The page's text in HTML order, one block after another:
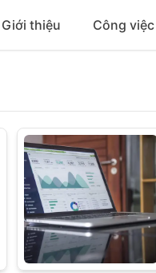
Giới thiệu Công việc